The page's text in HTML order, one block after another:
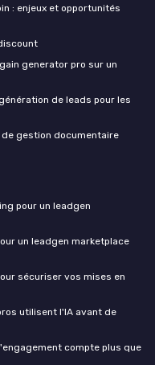
: enjeux et opportunités
generator pro sur un
de leads pour les
gestion documentaire
pour un leadgen
un leadgen marketplace
sécuriser vos mises en
utilisent l'IA avant de
compte plus que